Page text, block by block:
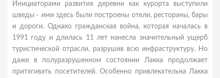
Инициаторами развития деревни как курорта выступили
шведы - ими здесь были построены отели, рестораны, бары
и дороги. Однако гражданская война, которая началась в
1991 году и длилась 11 лет нанесла значительный ущерб
туристической отрасли, разрушив всю инфраструктуру. Но
даже в полуразрушенном состоянии Лакка продолжает
притягивать посетителей. Особенно привлекательна Лакка